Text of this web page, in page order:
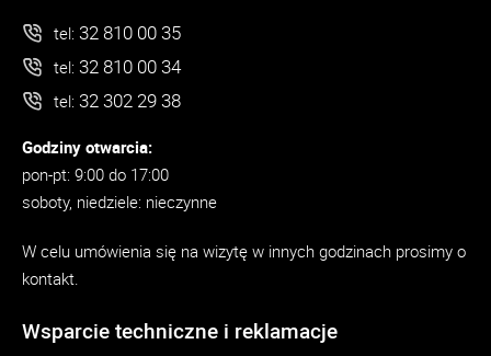
tel: 32 810 00 35
tel: 32 810 00 34
tel: 32 302 29 38
Godziny otwarcia:
pon-pt: 9:00 do 17:00
soboty, niedziele: nieczynne
W celu umówienia się na wizytę w innych godzinach prosimy o
kontakt.
Wsparcie techniczne i reklamacje